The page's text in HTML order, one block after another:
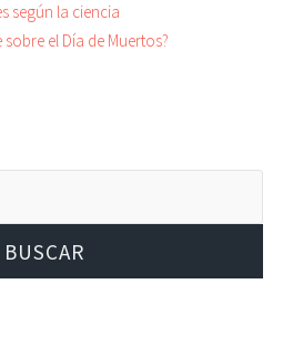
según la ciencia
el Día de Muertos?